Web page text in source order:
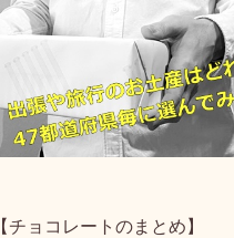
【チョコレートのまとめ】